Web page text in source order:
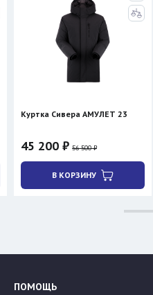
Куртка Сивера АМУЛЕТ 23
45 200 ₽ 56 500 ₽
В КОРЗИНУ
ПОМОЩЬ